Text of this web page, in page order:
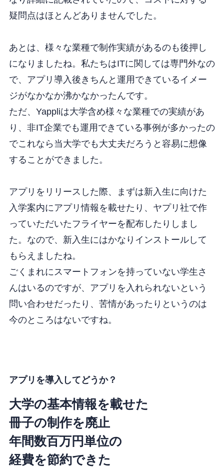
疑問点はほとんどありませんでした。
あとは、様々な業種で制作実績があるのも後押し
になりましたね。私たちはITに関しては専門外なの
で、アプリ導入後きちんと運用できているイメー
ジがなかなか沸かなかったんです。
ただ、Yappliは大学含め様々な業種での実績があ
り、非IT企業でも運用できている事例が多かったの
でこれなら当大学でも大丈夫だろうと容易に想像
することができました。
アプリをリリースした際、まずは新入生に向けた
入学案内にアプリ情報を載せたり、ヤプリ社で作
っていただいたフライヤーを配布したりしまし
た。なので、新入生にはかなりインストールして
もらえましたね。
ごくまれにスマートフォンを持っていない学生さ
んはいるのですが、アプリを入れられないという
問い合わせだったり、苦情があったりというのは
今のところはないですね。
アプリを導入してどうか？
大学の基本情報を載せた
冊子の制作を廃止
年間数百万円単位の
経費を節約できた